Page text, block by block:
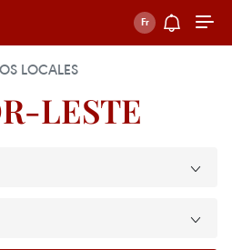
LOCALES
LESTE